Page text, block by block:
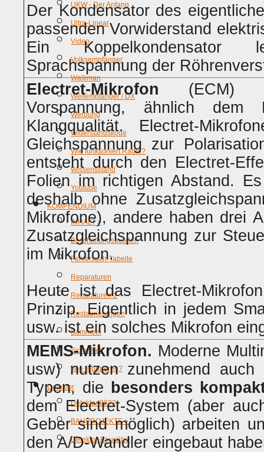
UKW - Der Anfang
Ultra-Linear
Video
Volksempfänger
Walkman
Weltempfänger / DX
Werbung
Widerstandskode
Wie funktioniert Radio?
Wissensstand
Youtube
KOMPENDIUM
INHALT >
Beschaffungsquellen
Fehlersuch-Tabelle
Reparaturen
Reparaturen 2
Restaurierungen
Sammeln
Sicherheit
Wie reparieren?
Detektor
Detektor 2022
BAUPROJEKTE >
Detektor-Bausätze
Der Kondensator des
passenden Vorwiderstand
Ein Koppelkondensator
Sprachspannung der
Electret-Mikrofon (ECM) .
Vorspannung, ähnlich dem
Klangqualität. Electret-
Gleichspannung zur
entsteht durch den Electret-
Folien im richtigen Abstand.
deshalb ohne
Mikrofone), andere haben drei
Zusatzgleichspannung zur
im Mikrofon.
Heute ist das Electret-
Prinzip. Eigentlich in jedem
usw. ist ein solches Mikrofon
MEMS-Mikrofon. Moderne
usw) nutzen zunehmend auch
Typen, die besonders
dem Electret-System (aber
Geber sind möglich) arbeiten
den A/D-Wandler eingebaut